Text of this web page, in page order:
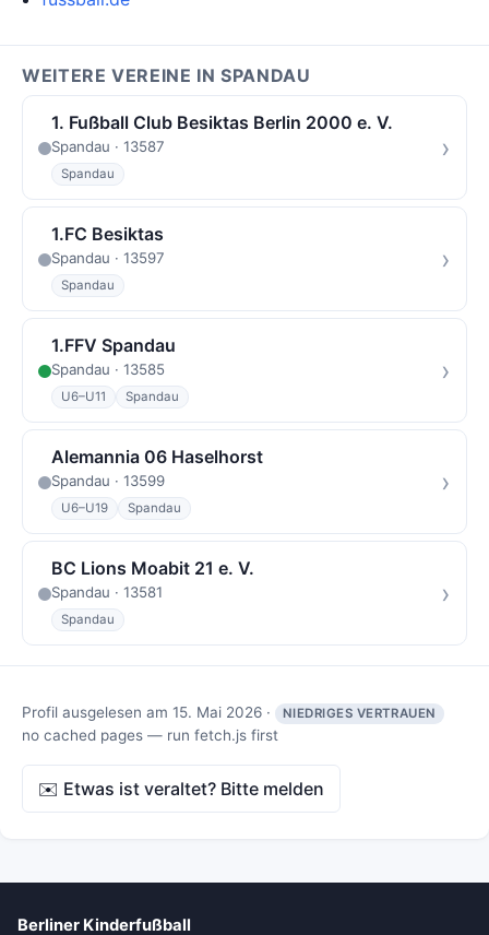
WEITERE VEREINE IN SPANDAU
1. Fußball Club Besiktas Berlin 2000 e. V.
Spandau · 13587
Spandau
›
1.FC Besiktas
Spandau · 13597
Spandau
›
1.FFV Spandau
Spandau · 13585
U6–U11 Spandau
›
Alemannia 06 Haselhorst
Spandau · 13599
U6–U19 Spandau
›
BC Lions Moabit 21 e. V.
Spandau · 13581
Spandau
›
Profil ausgelesen am 15. Mai 2026 · NIEDRIGES VERTRAUEN
no cached pages — run fetch.js first
✉️ Etwas ist veraltet? Bitte melden
Berliner Kinderfußball